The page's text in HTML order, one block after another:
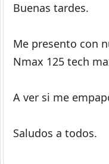
Buenas tardes.
Me presento con
Nmax 125 tech
A ver si me
Saludos a todos.